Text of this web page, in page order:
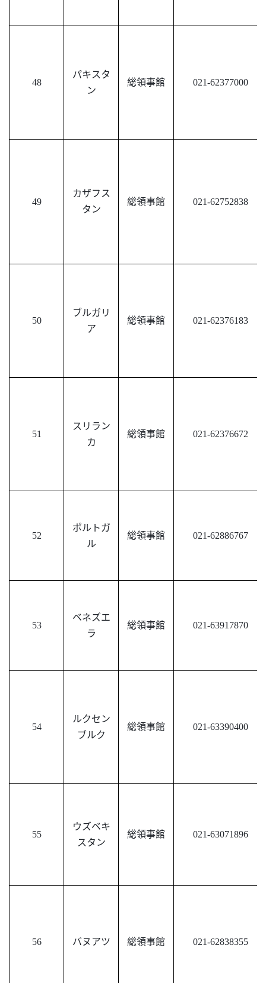
48
パキスタ
ン
総領事館 021-62377000
49
カザフス
タン
総領事館 021-62752838
50
ブルガリ
ア
総領事館 021-62376183
51
スリラン
カ
総領事館 021-62376672
52
ポルトガ
ル
総領事館 021-62886767
53
ベネズエ
ラ
総領事館 021-63917870
54
ルクセン
ブルク
総領事館 021-63390400
55
ウズベキ
スタン
総領事館 021-63071896
56 バヌアツ 総領事館 021-62838355